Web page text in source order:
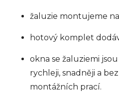
žaluzie montujeme
hotový komplet
okna se žaluziemi
rychleji, snadněji a
montážních prací.